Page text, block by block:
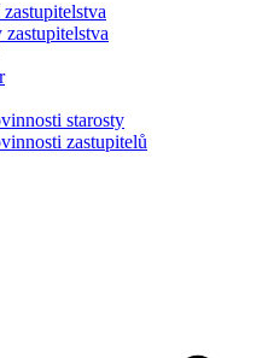
starosty
zastupitelů